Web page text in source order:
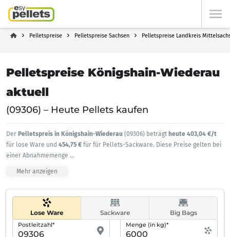
Pelletspreise Pelletspreise Sachsen Pelletspreise Landkreis
Pelletspreise Königshain-Wiederau
aktuell
(09306) – Heute Pellets kaufen
Der Pelletspreis in Königshain-Wiederau (09306) beträgt heute 403,04 €/t
für lose Ware und 454,75 € für für Pellets-Sackware. Diese Preise gelten bei
einer Abnahmemenge ...
Mehr anzeigen
Lose Ware Sackware Big Bags
Postleitzahl* Menge (in kg)*